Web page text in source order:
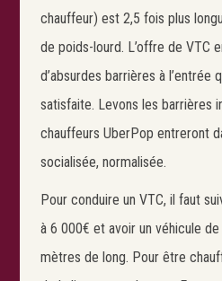
chauffeur) est 2,5 fois plus
de poids-lourd. L’offre de VTC
d’absurdes barrières à l’entrée
satisfaite. Levons les barrières
chauffeurs UberPop entreront
socialisée, normalisée.
Pour conduire un VTC, il faut
à 6 000€ et avoir un véhicule
mètres de long. Pour être